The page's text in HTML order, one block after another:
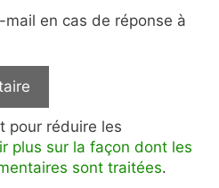
en cas de réponse à
pour réduire les
plus sur la façon dont les
sont traitées.